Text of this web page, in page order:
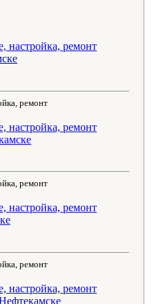
ремонт
ремонт
ремонт